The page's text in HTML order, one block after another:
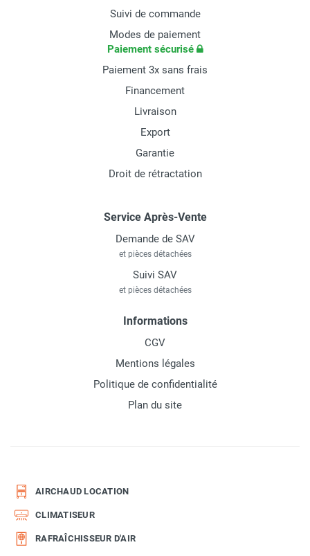
Suivi de commande
Modes de paiement
Paiement sécurisé
Paiement 3x sans frais
Financement
Livraison
Export
Garantie
Droit de rétractation
Service Après-Vente
Demande de SAV
et pièces détachées
Suivi SAV
et pièces détachées
Informations
CGV
Mentions légales
Politique de confidentialité
Plan du site
AIRCHAUD LOCATION
CLIMATISEUR
RAFRAÎCHISSEUR D'AIR